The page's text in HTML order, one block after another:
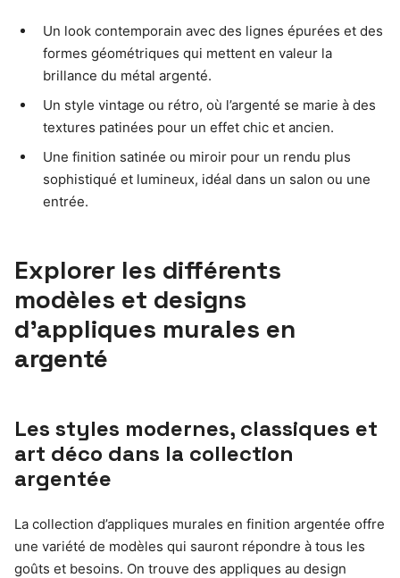
Un look contemporain avec des lignes épurées et des
formes géométriques qui mettent en valeur la
brillance du métal argenté.
Un style vintage ou rétro, où l’argenté se marie à des
textures patinées pour un effet chic et ancien.
Une finition satinée ou miroir pour un rendu plus
sophistiqué et lumineux, idéal dans un salon ou une
entrée.
Explorer les différents
modèles et designs
d’appliques murales en
argenté
Les styles modernes, classiques et
art déco dans la collection
argentée
La collection d’appliques murales en finition argentée offre
une variété de modèles qui sauront répondre à tous les
goûts et besoins. On trouve des appliques au design